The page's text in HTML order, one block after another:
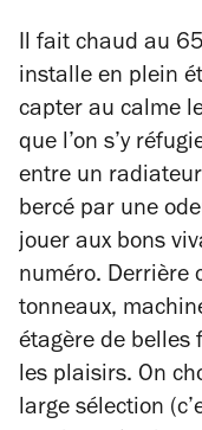
Il fait chaud au 65
installe en plein
capter au calme
que l’on s’y
entre un
bercé par une
jouer aux bons
numéro. Derrière
tonneaux,
étagère de belles
les plaisirs. On
large sélection